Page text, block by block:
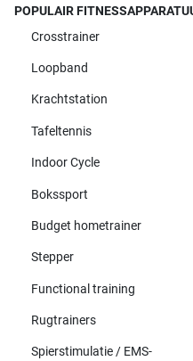
POPULAIR
Crosstrainer
Loopband
Krachtstation
Tafeltennis
Indoor Cycle
Bokssport
Budget hometrainer
Stepper
Functional training
Rugtrainers
Spierstimulatie / EMS-